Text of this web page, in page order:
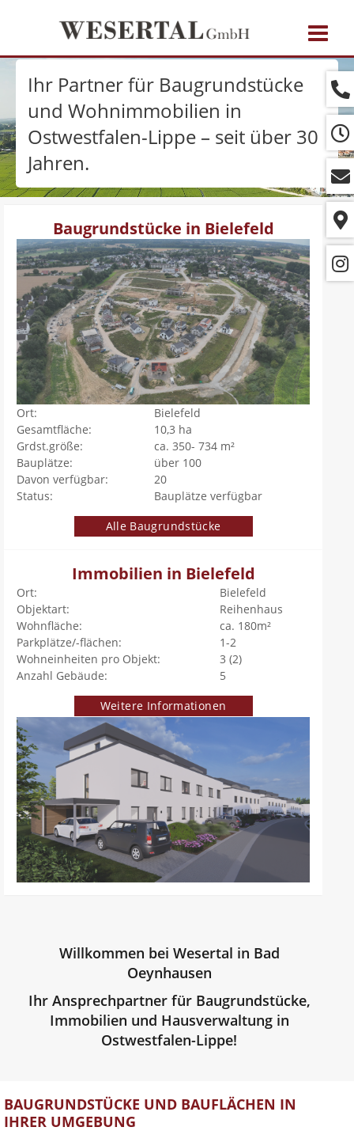
Ihr Partner für Baugrundstücke
und Wohnimmobilien in
Ostwestfalen-Lippe – seit über 30
Jahren.
Baugrundstücke in Bielefeld
Ort:
Bielefeld
Gesamtfläche:
10,3 ha
Grdst.größe:
ca. 350- 734 m²
Bauplätze:
über 100
Davon verfügbar:
20
Status:
Bauplätze verfügbar
Alle Baugrundstücke
Immobilien in Bielefeld
Ort:
Bielefeld
Objektart:
Reihenhaus
Wohnfläche:
ca. 180m²
Parkplätze/-flächen:
1-2
Wohneinheiten pro Objekt:
3 (2)
Anzahl Gebäude:
5
Weitere Informationen
Willkommen bei Wesertal in Bad
Oeynhausen
Ihr Ansprechpartner für Baugrundstücke,
Immobilien und Hausverwaltung in
Ostwestfalen-Lippe!
BAUGRUNDSTÜCKE UND BAUFLÄCHEN IN
IHRER UMGEBUNG